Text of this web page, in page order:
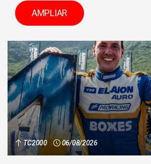
AMPLIAR
TC2000 06/08/2026